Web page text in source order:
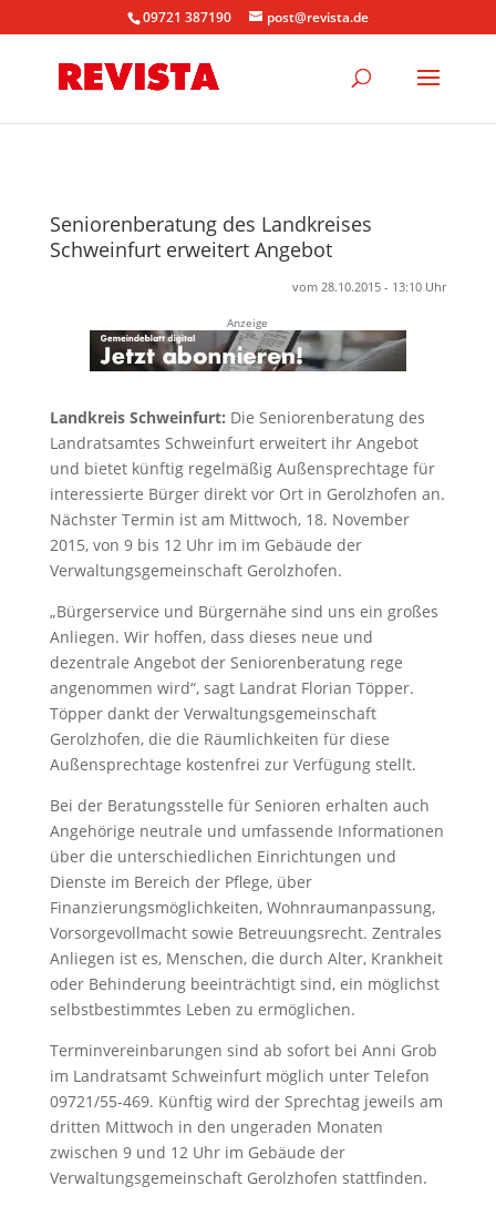
09721 387190 post@revista.de
Seniorenberatung des Landkreises
Schweinfurt erweitert Angebot
vom 28.10.2015 - 13:10 Uhr
Anzeige
Landkreis Schweinfurt: Die Seniorenberatung des
Landratsamtes Schweinfurt erweitert ihr Angebot
und bietet künftig regelmäßig Außensprechtage für
interessierte Bürger direkt vor Ort in Gerolzhofen an.
Nächster Termin ist am Mittwoch, 18. November
2015, von 9 bis 12 Uhr im im Gebäude der
Verwaltungsgemeinschaft Gerolzhofen.
„Bürgerservice und Bürgernähe sind uns ein großes
Anliegen. Wir hoffen, dass dieses neue und
dezentrale Angebot der Seniorenberatung rege
angenommen wird“, sagt Landrat Florian Töpper.
Töpper dankt der Verwaltungsgemeinschaft
Gerolzhofen, die die Räumlichkeiten für diese
Außensprechtage kostenfrei zur Verfügung stellt.
Bei der Beratungsstelle für Senioren erhalten auch
Angehörige neutrale und umfassende Informationen
über die unterschiedlichen Einrichtungen und
Dienste im Bereich der Pflege, über
Finanzierungsmöglichkeiten, Wohnraumanpassung,
Vorsorgevollmacht sowie Betreuungsrecht. Zentrales
Anliegen ist es, Menschen, die durch Alter, Krankheit
oder Behinderung beeinträchtigt sind, ein möglichst
selbstbestimmtes Leben zu ermöglichen.
Terminvereinbarungen sind ab sofort bei Anni Grob
im Landratsamt Schweinfurt möglich unter Telefon
09721/55-469. Künftig wird der Sprechtag jeweils am
dritten Mittwoch in den ungeraden Monaten
zwischen 9 und 12 Uhr im Gebäude der
Verwaltungsgemeinschaft Gerolzhofen stattfinden.